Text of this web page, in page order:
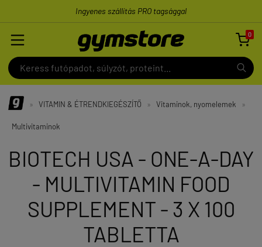
Ingyenes szállítás PRO tagsággal
0

» VITAMIN & ÉTRENDKIEGÉSZÍTŐ » Vitaminok, nyomelemek »
Multivitaminok
BIOTECH USA - ONE-A-DAY
- MULTIVITAMIN FOOD
SUPPLEMENT - 3 X 100
TABLETTA